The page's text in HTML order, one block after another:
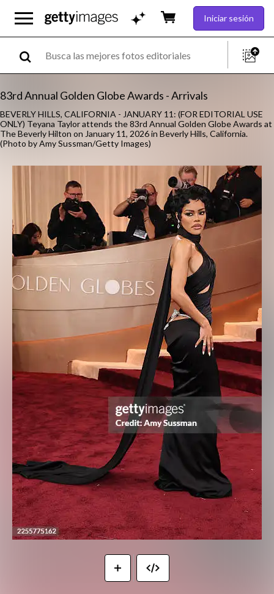
Iniciar sesión
83rd Annual Golden Globe Awards - Arrivals
BEVERLY HILLS, CALIFORNIA - JANUARY 11: (FOR EDITORIAL USE
ONLY) Teyana Taylor attends the 83rd Annual Golden Globe Awards at
The Beverly Hilton on January 11, 2026 in Beverly Hills, California.
(Photo by Amy Sussman/Getty Images)